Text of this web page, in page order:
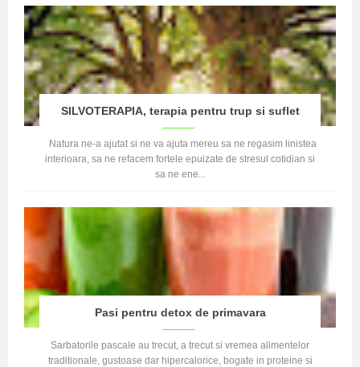
SILVOTERAPIA, terapia pentru trup si suflet
Natura ne-a ajutat si ne va ajuta mereu sa ne regasim linistea
interioara, sa ne refacem fortele epuizate de stresul cotidian si
sa ne ene...
Pasi pentru detox de primavara
Sarbatorile pascale au trecut, a trecut si vremea alimentelor
traditionale, gustoase dar hipercalorice, bogate in proteine si